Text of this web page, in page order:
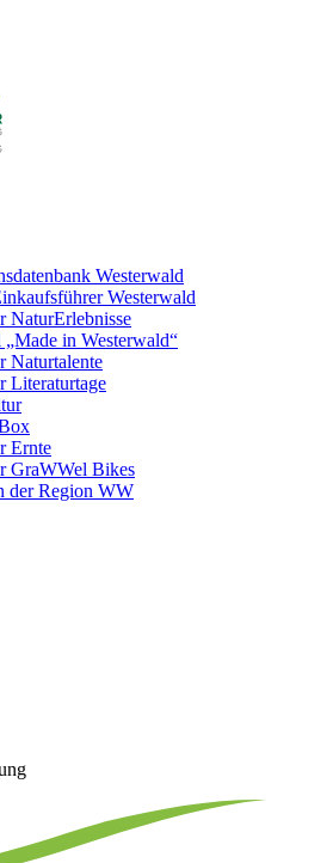
Westerwald
Westerwald
NaturErlebnisse
„Made in Westerwald“
Naturtalente
Literaturtage
Ernte
GraWWel Bikes
der Region WW